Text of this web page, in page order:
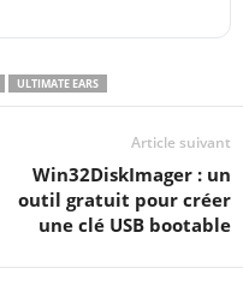
ULTIMATE EARS
Article suivant
Win32DiskImager : un
outil gratuit pour créer
une clé USB bootable